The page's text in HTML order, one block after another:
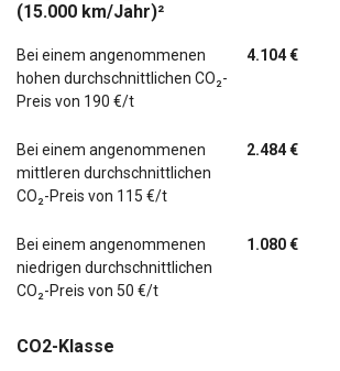
(15.000 km/Jahr)²
Bei einem angenommenen
hohen durchschnittlichen CO₂-
Preis von 190 €/t
4.104 €
Bei einem angenommenen
mittleren durchschnittlichen
CO₂-Preis von 115 €/t
2.484 €
Bei einem angenommenen
niedrigen durchschnittlichen
CO₂-Preis von 50 €/t
1.080 €
CO2-Klasse